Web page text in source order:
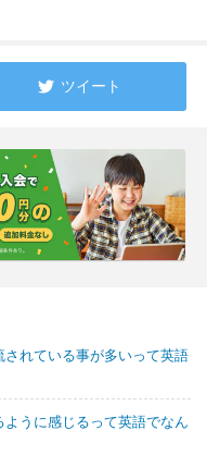
ツイート
れている事が多いって英語
うに感じるって英語でなん